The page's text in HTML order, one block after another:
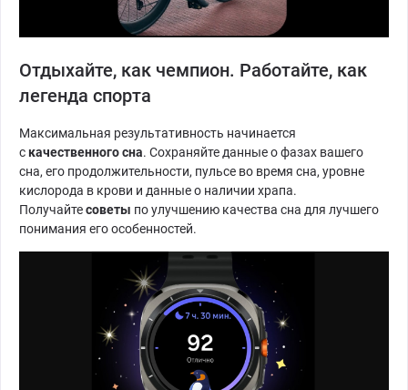
Отдыхайте, как чемпион. Работайте, как
легенда спорта
Максимальная результативность начинается
скачественного сна. Сохраняйте данные о фазах вашего
сна, его продолжительности, пульсе во время сна, уровне
кислорода в крови и данные о наличии храпа.
Получайтесоветы по улучшению качества сна для лучшего
понимания его особенностей.